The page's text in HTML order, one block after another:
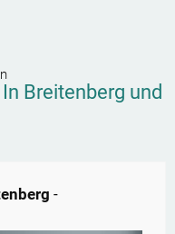
In Breitenberg und
-